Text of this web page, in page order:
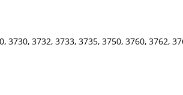
3730, 3732, 3733, 3735, 3750, 3760, 3762,